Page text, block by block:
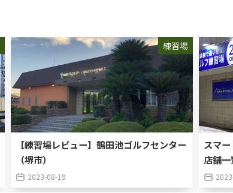
練習場
【練習場レビュー】鶴田池ゴルフセンター
（堺市）
2023-08-19
スマ
店舗